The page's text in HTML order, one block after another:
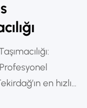
en hızlı